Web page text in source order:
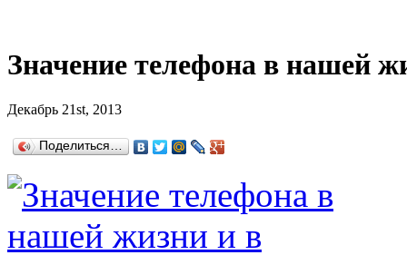
Значение телефона в нашей
Декабрь 21st, 2013
Поделиться…